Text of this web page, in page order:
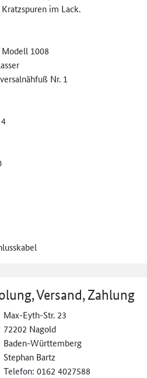
im Lack.
1008
Nr. 1
Versand, Zahlung
Max-Eyth-Str. 23
72202 Nagold
Baden-Württemberg
Stephan Bartz
Telefon: 0162 4027588